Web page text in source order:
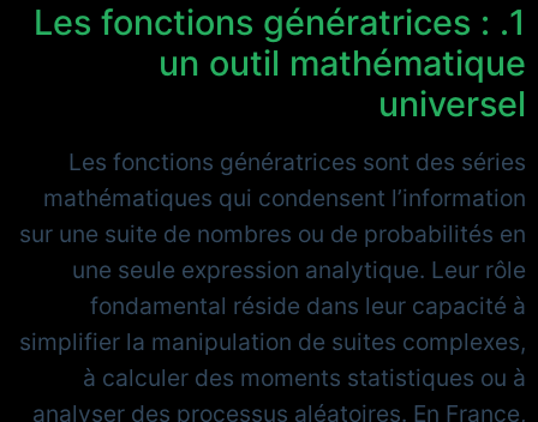
1. Les fonctions génératrices :
un outil mathématique
universel
Les fonctions génératrices sont des séries
mathématiques qui condensent l’information
sur une suite de nombres ou de probabilités en
une seule expression analytique. Leur rôle
fondamental réside dans leur capacité à
simplifier la manipulation de suites complexes,
à calculer des moments statistiques ou à
analyser des processus aléatoires. En France,